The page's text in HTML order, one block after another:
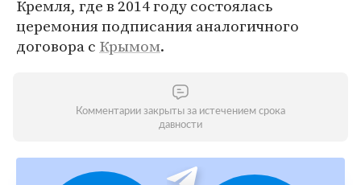
Кремля, где в 2014 году состоялась
церемония подписания аналогичного
договора с Крымом.
Комментарии закрыты за истечением срока
давности